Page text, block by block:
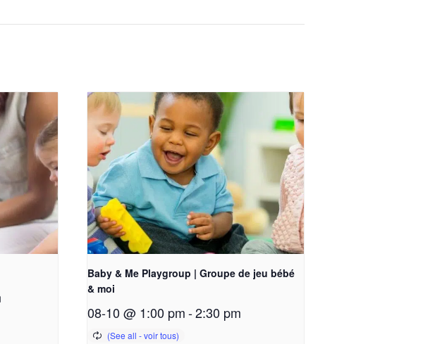
Baby & Me Playgroup | Groupe de jeu bébé
& moi
08-10 @ 1:00 pm-2:30 pm